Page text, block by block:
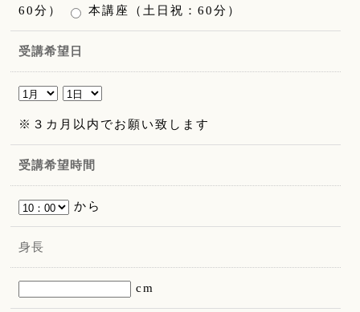
60分）
本講座（土日祝：60分）
受講希望日
※３カ月以内でお願い致します
受講希望時間
から
身長
cm